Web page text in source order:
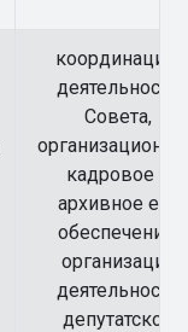
координация
деятельности
Совета,
кадровое и
архивное его
обеспечение,
организация
деятельности
депутатской